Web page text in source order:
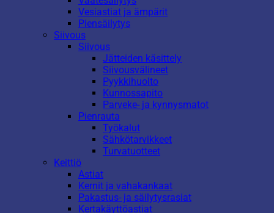
Vesiastiat ja ämpärit
Piensäilytys
Siivous
Siivous
Jätteiden käsittely
Siivousvälineet
Pyykkihuolto
Kunnossapito
Parveke- ja kynnysmatot
Pienrauta
Työkalut
Sähkötarvikkeet
Turvatuotteet
Keittiö
Astiat
Kernit ja vahakankaat
Pakastus- ja säilytysrasiat
Kertakäyttöastiat